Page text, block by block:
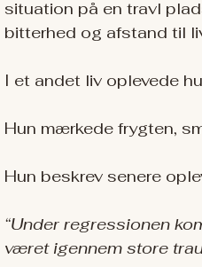
situation på en travl
bitterhed og afstand til
I et andet liv oplevede
Hun mærkede frygten,
Hun beskrev senere
“Under regressionen
været igennem store